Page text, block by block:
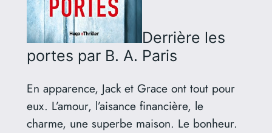
Derrière les
portes par B. A. Paris
En apparence, Jack et Grace ont tout pour
eux. L’amour, l’aisance financière, le
charme, une superbe maison. Le bonheur.